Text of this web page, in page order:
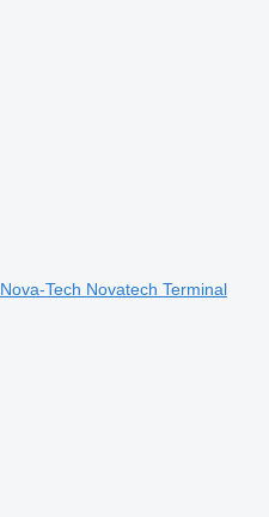
Tech Novatech Terminal